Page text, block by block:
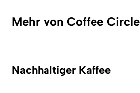
Mehr von Coffee Circle
Nachhaltiger Kaffee